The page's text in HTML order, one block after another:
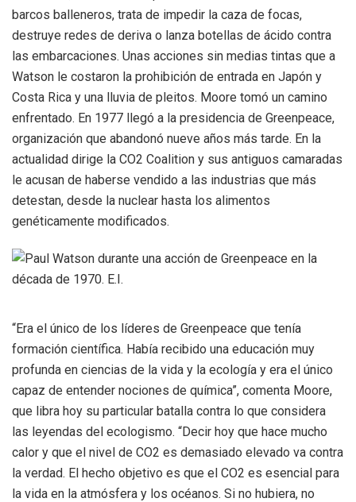
barcos balleneros, trata de impedir la caza de focas,
destruye redes de deriva o lanza botellas de ácido contra
las embarcaciones. Unas acciones sin medias tintas que a
Watson le costaron la prohibición de entrada en Japón y
Costa Rica y una lluvia de pleitos. Moore tomó un camino
enfrentado. En 1977 llegó a la presidencia de Greenpeace,
organización que abandonó nueve años más tarde. En la
actualidad dirige la CO2 Coalition y sus antiguos camaradas
le acusan de haberse vendido a las industrias que más
detestan, desde la nuclear hasta los alimentos
genéticamente modificados.
“Era el único de los líderes de Greenpeace que tenía
formación científica. Había recibido una educación muy
profunda en ciencias de la vida y la ecología y era el único
capaz de entender nociones de química”, comenta Moore,
que libra hoy su particular batalla contra lo que considera
las leyendas del ecologismo. “Decir hoy que hace mucho
calor y que el nivel de CO2 es demasiado elevado va contra
la verdad. El hecho objetivo es que el CO2 es esencial para
la vida en la atmósfera y los océanos. Si no hubiera, no